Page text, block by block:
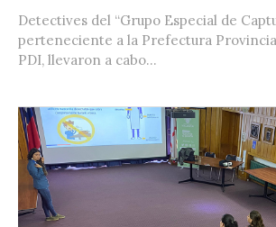
Detectives del “Grupo Especial de
perteneciente a la Prefectura
PDI, llevaron a cabo...